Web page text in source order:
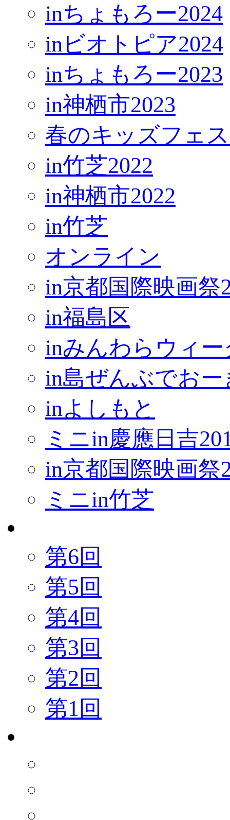
inちょもろー2024
inビオトピア2024
inちょもろー2023
in神栖市2023
春のキッズフェ
in竹芝2022
in神栖市2022
in竹芝
オンライン
in京都国際映画祭
in福島区
inみんわらウィー
in島ぜんぶでおー
inよしもと
ミニin慶應日吉
in京都国際映画祭
ミニin竹芝
第6回
第5回
第4回
第3回
第2回
第1回